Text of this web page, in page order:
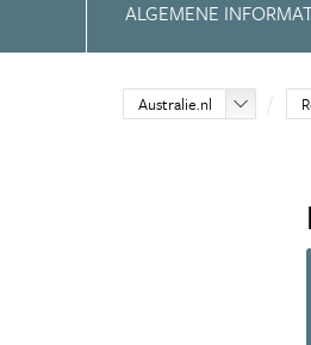
ALGEMENE
Australie.nl